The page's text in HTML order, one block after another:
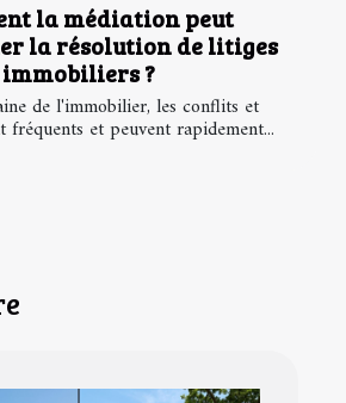
la médiation peut
la résolution de litiges
immobiliers ?
de l'immobilier, les conflits et
fréquents et peuvent rapidement...